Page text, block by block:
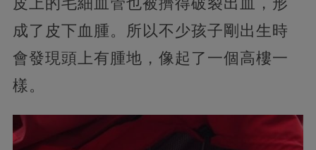
成了皮下血腫。所以不少孩子剛出生時
會發現頭上有腫地，像起了一個高樓一
樣。